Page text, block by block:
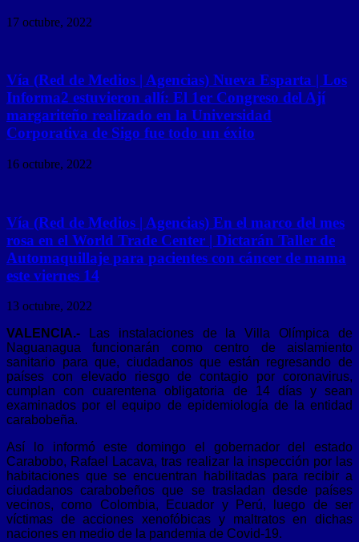
17 octubre, 2022
Vía (Red de Medios | Agencias) Nueva Esparta | Los
Informa2 estuvieron allí: El 1er Congreso del Ají
margariteño realizado en la Universidad
Corporativa de Sigo fue todo un éxito
16 octubre, 2022
Vía (Red de Medios | Agencias) En el marco del mes
rosa en el World Trade Center | Dictarán Taller de
Automaquillaje para pacientes con cáncer de mama
este viernes 14
13 octubre, 2022
VALENCIA.- Las instalaciones de la Villa Olímpica de
Naguanagua funcionarán como centro de aislamiento
sanitario para que, ciudadanos que están regresando de
países con elevado riesgo de contagio por coronavirus,
cumplan con cuarentena obligatoria de 14 días y sean
examinados por el equipo de epidemiología de la entidad
carabobeña.
Así lo informó este domingo el gobernador del estado
Carabobo, Rafael Lacava, tras realizar la inspección por las
habitaciones que se encuentran habilitadas para recibir a
ciudadanos carabobeños que se trasladan desde países
vecinos, como Colombia, Ecuador y Perú, luego de ser
víctimas de acciones xenofóbicas y maltratos en dichas
naciones en medio de la pandemia de Covid-19.